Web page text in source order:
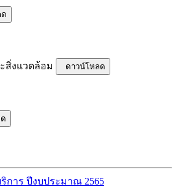
สิ่งแวดล้อม ดาวน์โหลด
การ ปีงบประมาณ 2565